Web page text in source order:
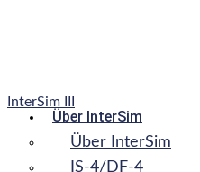
InterSim III
Über InterSim
Über InterSim
IS-4/DF-4